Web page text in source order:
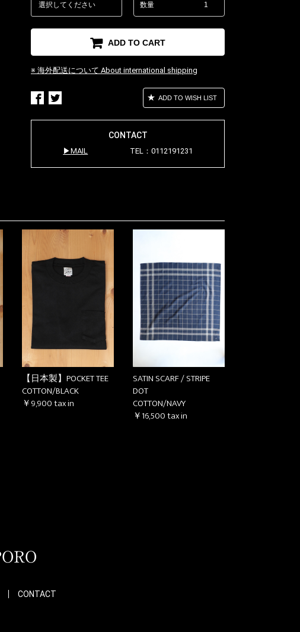
数量
ADD TO CART
※ 海外配送について About international shipping
ADD TO WISH LIST
CONTACT
MAIL TEL：0112191231
【日本製】POCKET TEE
COTTON/BLACK
￥9,900tax in
SATIN SCARF / STRIPE
DOT
COTTON/NAVY
￥16,500tax in
CONTACT